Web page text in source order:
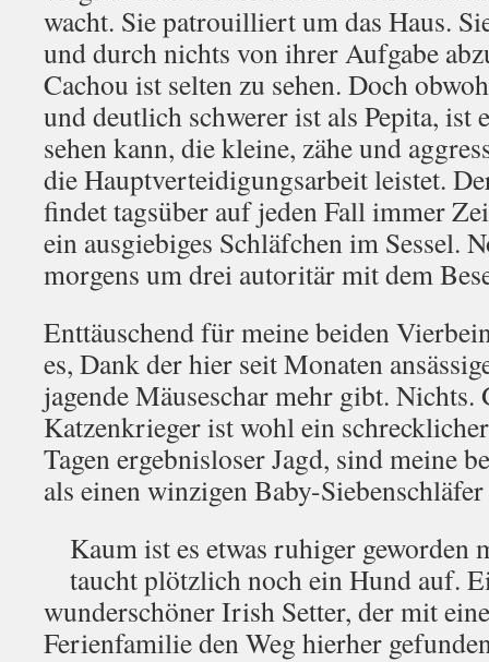
wacht. Sie patrouilliert um das Haus.
und durch nichts von ihrer Aufgabe
Cachou ist selten zu sehen. Doch
und deutlich schwerer ist als Pepita, ist
sehen kann, die kleine, zähe und
die Hauptverteidigungsarbeit leistet.
findet tagsüber auf jeden Fall immer
ein ausgiebiges Schläfchen im Sessel.
morgens um drei autoritär mit dem
Enttäuschend für meine beiden
es, Dank der hier seit Monaten
jagende Mäuseschar mehr gibt. Nichts.
Katzenkrieger ist wohl ein
Tagen ergebnisloser Jagd, sind meine
als einen winzigen Baby-
Kaum ist es etwas ruhiger geworden
taucht plötzlich noch ein Hund auf.
wunderschöner Irish Setter, der mit
Ferienfamilie den Weg hierher